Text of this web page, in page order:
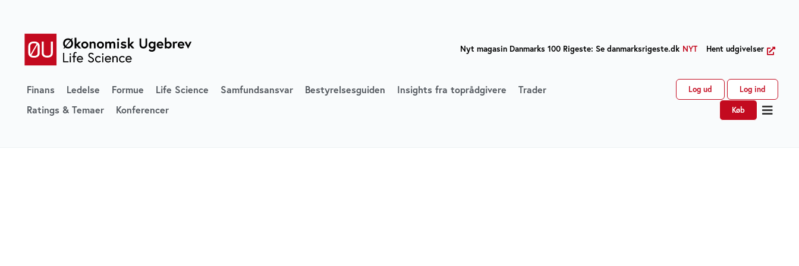
Nyt magasin Danmarks 100 Rigeste: Se danmarksrigeste.dk NYT Hent udgivelser
Finans Ledelse Formue Life Science Samfundsansvar Bestyrelsesguiden Insights fra toprådgivere
Trader
Ratings & Temaer
Konferencer
Log ud Log ind
Køb